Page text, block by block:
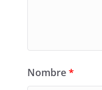
Nombre*